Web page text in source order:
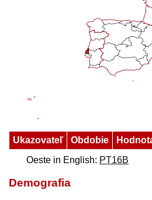
Ukazovateľ Obdobie
Oeste in English: PT16B
Demografia